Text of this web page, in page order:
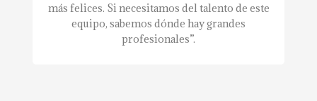
más felices. Si necesitamos del talento de este
equipo, sabemos dónde hay grandes
profesionales”.